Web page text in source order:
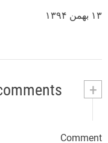
۱۳ بهمن ۱۳۹۴
+
Comment